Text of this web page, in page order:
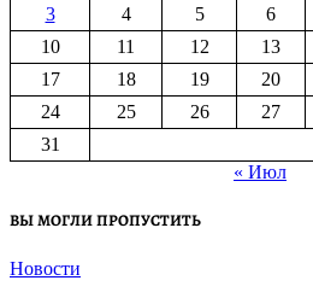
3
4 5 6
10
11 12 13
17
18 19 20
24
25 26 27
31
« Июл
ВЫ МОГЛИ ПРОПУСТИТЬ
Новости